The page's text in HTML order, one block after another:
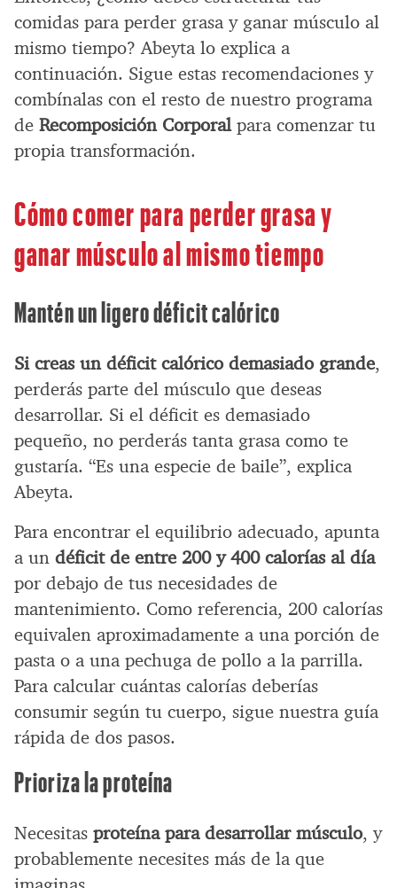
comidas para perder grasa y ganar músculo al
mismo tiempo? Abeyta lo explica a
continuación. Sigue estas recomendaciones y
combínalas con el resto de nuestro programa
de Recomposición Corporalpara comenzar tu
propia transformación.
Cómo comer para perder grasa y
ganar músculo al mismo tiempo
Mantén un ligero déficit calórico
Si creas un déficit calórico demasiado grande,
perderás parte del músculo que deseas
desarrollar. Si el déficit es demasiado
pequeño, no perderás tanta grasa como te
gustaría. “Es una especie de baile”, explica
Abeyta.
Para encontrar el equilibrio adecuado, apunta
a un déficit de entre 200 y 400 calorías al día
por debajo de tus necesidades de
mantenimiento. Como referencia, 200 calorías
equivalen aproximadamente a una porción de
pasta o a una pechuga de pollo a la parrilla.
Para calcular cuántas calorías deberías
consumir según tu cuerpo, sigue nuestra guía
rápida de dos pasos.
Prioriza la proteína
Necesitas proteína para desarrollar músculo, y
probablemente necesites más de la que